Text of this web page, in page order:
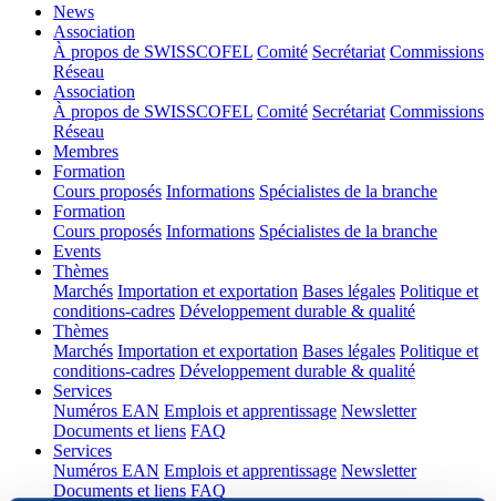
News(current)
Association
À propos de SWISSCOFEL Comité Secrétariat Commissions
Réseau
Association
À propos de SWISSCOFEL Comité Secrétariat Commissions
Réseau
Membres(current)
Formation
Cours proposés Informations Spécialistes de la branche
Formation
Cours proposés Informations Spécialistes de la branche
Events(current)
Thèmes(current)
Marchés Importation et exportation Bases légales Politique et
conditions-cadres Développement durable & qualité
Thèmes(current)
Marchés Importation et exportation Bases légales Politique et
conditions-cadres Développement durable & qualité
Services(current)
Numéros EAN Emplois et apprentissage Newsletter
Documents et liens FAQ
Services(current)
Numéros EAN Emplois et apprentissage Newsletter
Documents et liens FAQ